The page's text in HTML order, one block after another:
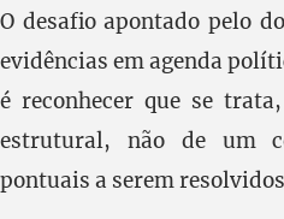
O desafio apontado pelo
evidências em agenda
é reconhecer que se
estrutural, não de um
pontuais a serem